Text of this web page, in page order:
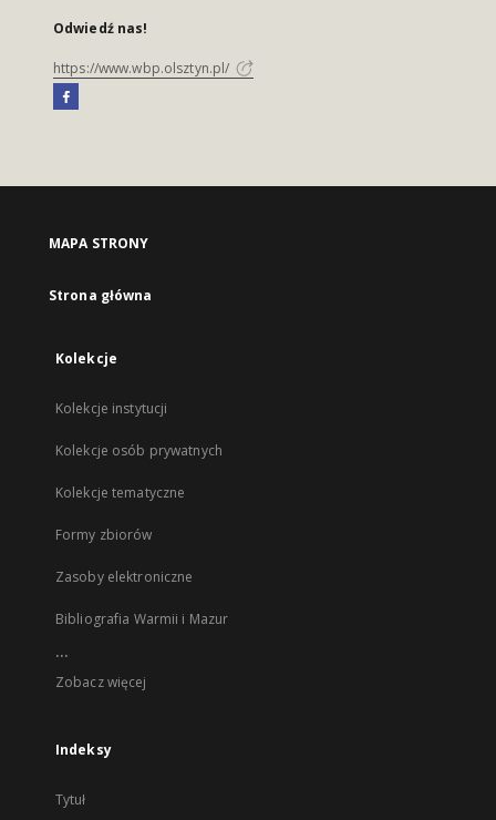
Odwiedź nas!
https://www.wbp.olsztyn.pl/
MAPA STRONY
Strona główna
Kolekcje
Kolekcje instytucji
Kolekcje osób prywatnych
Kolekcje tematyczne
Formy zbiorów
Zasoby elektroniczne
Bibliografia Warmii i Mazur
...
Zobacz więcej
Indeksy
Tytuł